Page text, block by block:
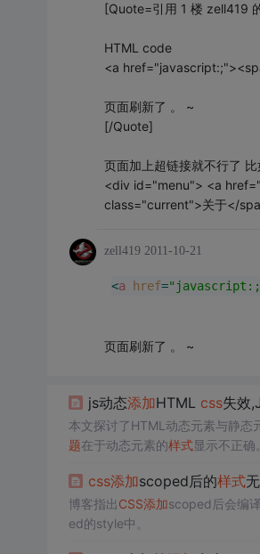
[Quote=引用 1 楼 zell419
HTML code
<a
页面刷新了 。 ~
[/Quote]
页面加上超链接就不行了 比
<div id="menu"> <a
class="current">关于</
zell419 2011-10-21
<a href=
页面刷新了 。 ~
js动态添加HTML css失效
本文探讨了HTML动态元素与静态
题在于动态元素的样式显示不正确
css添加scoped后的样式
博客指出CSS添加scoped后会编
ed的style中。